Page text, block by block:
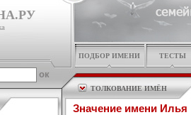
ПОДБОР ИМЕНИ ТЕСТЫ
ТОЛКОВАНИЕ ИМЁН
Значение имени Илья